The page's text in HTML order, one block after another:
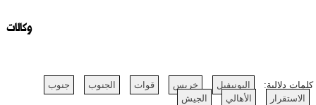
وكالات
كلمات دلالية: اليونيفيل خريس قوات الجنوب
جنوب
الاستقرار
الأهالي الجيش